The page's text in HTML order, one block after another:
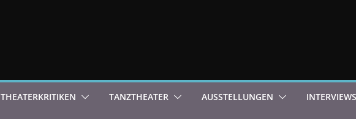
THEATERKRITIKEN TANZTHEATER AUSSTELLUNGEN INTERVIEWS